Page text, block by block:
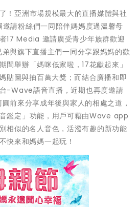
！亞洲市場規模最大的直播媒體與社
請粉絲們一同陪伴媽媽度過溫馨母
17 Media 邀請廣受青少年族群歡迎
弟與旗下直播主們一同分享跟媽媽的歡
間舉辦「媽咪低家啦，17花獻起來」
貼圖與抽百萬大獎；而結合廣播和即
-Wave語音直播，近期也再度邀請
前來分享成年後與家人的相處之道，
鑑定」功能，用戶可藉由Wave app
相似的名人音色， 活潑有趣的新功能
快來和媽媽一起玩！